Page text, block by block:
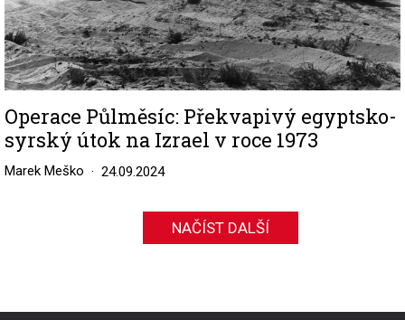
Operace Půlměsíc: Překvapivý egyptsko-
syrský útok na Izrael v roce 1973
Marek Meško 24.09.2024
NAČÍST DALŠÍ